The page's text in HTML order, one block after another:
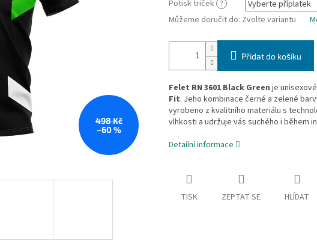
498 Kč
–60 %
Potisk triček ?
Můžeme doručit do: Zvolte variantu
Přidat do košíku
Felet RN 3601 Black Green je
Fit. Jeho kombinace černé a zelené
vyrobeno z kvalitního materiálu s
vlhkosti a udržuje vás suchého i během
Detailní informace
TISK ZEPTAT SE HLÍDAT